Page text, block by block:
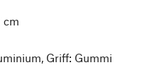
cm
Griff: Gummi